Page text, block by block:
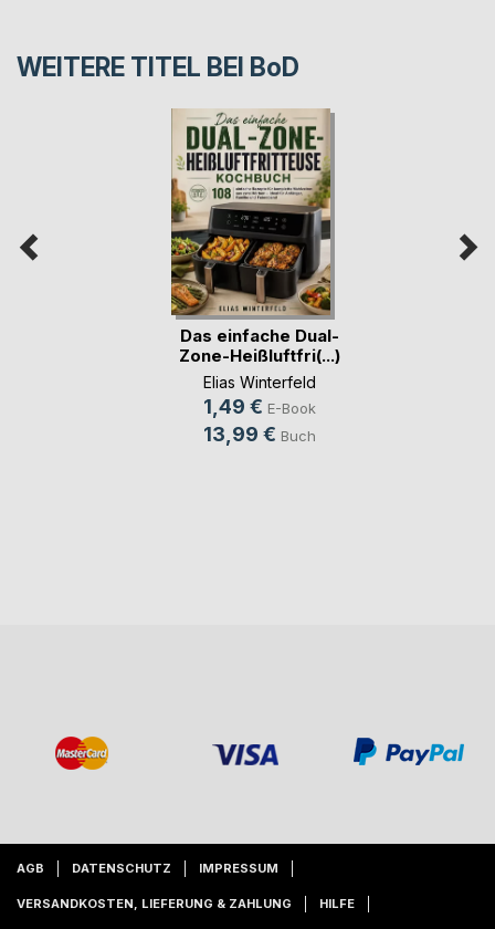
WEITERE TITEL BEI BoD
Das einfache Dual-
Zone-Heißluftfri(...)
Elias Winterfeld
1,49 € E-Book
13,99 € Buch
AGB DATENSCHUTZ IMPRESSUM
VERSANDKOSTEN, LIEFERUNG & ZAHLUNG HILFE